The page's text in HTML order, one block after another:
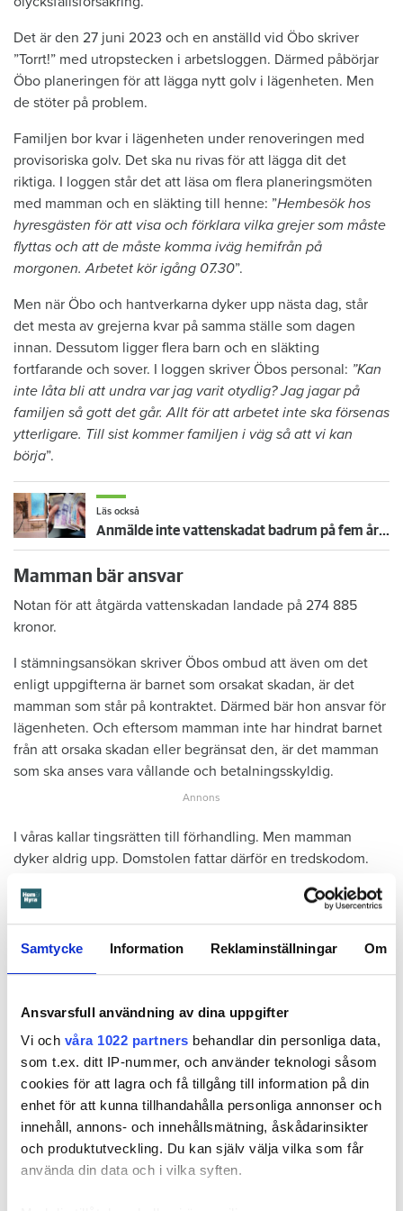
Samtycke Information Reklaminställningar Om
Ansvarsfull användning av dina uppgifter
Vi och våra 1022 partners behandlar din personliga data,
som t.ex. ditt IP-nummer, och använder teknologi såsom
cookies för att lagra och få tillgång till information på din
enhet för att kunna tillhandahålla personliga annonser och
innehåll, annons- och innehållsmätning, åskådarinsikter
och produktutveckling. Du kan själv välja vilka som får
använda din data och i vilka syften.
Det är den 27 juni 2023 och en anställd vid Öbo skriver
”Torrt!” med utropstecken i arbetsloggen. Därmed påbörjar
Öbo planeringen för att lägga nytt golv i lägenheten. Men
de stöter på problem.
Familjen bor kvar i lägenheten under renoveringen med
provisoriska golv. Det ska nu rivas för att lägga dit det
riktiga. I loggen står det att läsa om flera planeringsmöten
med mamman och en släkting till henne: ”Hembesök hos
hyresgästen för att visa och förklara vilka grejer som måste
flyttas och att de måste komma iväg hemifrån på
morgonen. Arbetet kör igång 07.30”.
Men när Öbo och hantverkarna dyker upp nästa dag, står
det mesta av grejerna kvar på samma ställe som dagen
innan. Dessutom ligger flera barn och en släkting
fortfarande och sover. I loggen skriver Öbos personal: ”Kan
inte låta bli att undra var jag varit otydlig? Jag jagar på
familjen så gott det går. Allt för att arbetet inte ska försenas
ytterligare. Till sist kommer familjen i väg så att vi kan
börja”.
Läs också
Anmälde inte vattenskadat badrum på fem år – krävs på 125 000 kronor
Mamman bär ansvar
Notan för att åtgärda vattenskadan landade på 274 885
kronor.
I stämningsansökan skriver Öbos ombud att även om det
enligt uppgifterna är barnet som orsakat skadan, är det
mamman som står på kontraktet. Därmed bär hon ansvar för
lägenheten. Och eftersom mamman inte har hindrat barnet
från att orsaka skadan eller begränsat den, är det mamman
som ska anses vara vållande och betalningsskyldig.
I våras kallar tingsrätten till förhandling. Men mamman
dyker aldrig upp. Domstolen fattar därför en tredskodom.
svarat eller kommer till förhandlingen. En sådan dom
innebär nästan alltid att den som står bakom stämningen, i
det här fallet Öbo, får rätt.
Enligt tredskodomen ska mamman betala närmare 300 000
kronor plus ränta för reparationerna av skadan, kostnaden
för inkasso samt Örebrobostäders rättegångskostnader.
Det är fortfarande oklart om mamman har en hemförsäkring.